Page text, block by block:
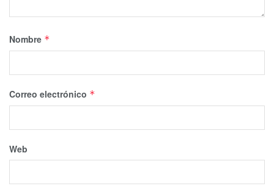
Nombre *
Correo electrónico *
Web